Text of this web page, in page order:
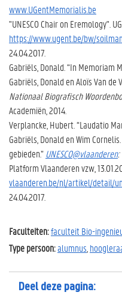
www.UGentMemorialis.be
"UNESCO Chair on Eremology".
https://www.ugent.be/bw/
24.04.2017.
Gabriëls, Donald. “In Memoriam
Gabriëls, Donald en Aloïs Van de
Nationaal Biografisch
Academiën, 2014.
Verplancke, Hubert. “Laudatio
Gabriëls, Donald en Wim
gebieden.” UNESCO@vlaanderen:
Platform Vlaanderen vzw,
vlaanderen.be/nl/artikel/detail/
24.04.2017.
Faculteiten:faculteit Bio-
Type persoon:alumnus
Deel deze pagina: